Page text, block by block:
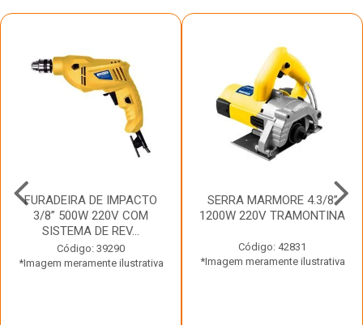
FURADEIRA DE IMPACTO
3/8” 500W 220V COM
SISTEMA DE REV...
Código: 39290
*Imagem meramente ilustrativa
SERRA MARMORE 4.3/8”
1200W 220V TRAMONTINA
Código: 42831
*Imagem meramente ilustrativa